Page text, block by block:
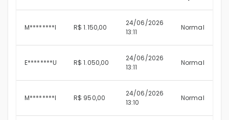
M********I R$ 1.150,00
24/06/2026
13:11
Normal
E********U R$ 1.050,00
24/06/2026
13:11
Normal
M********I R$ 950,00
24/06/2026
13:10
Normal